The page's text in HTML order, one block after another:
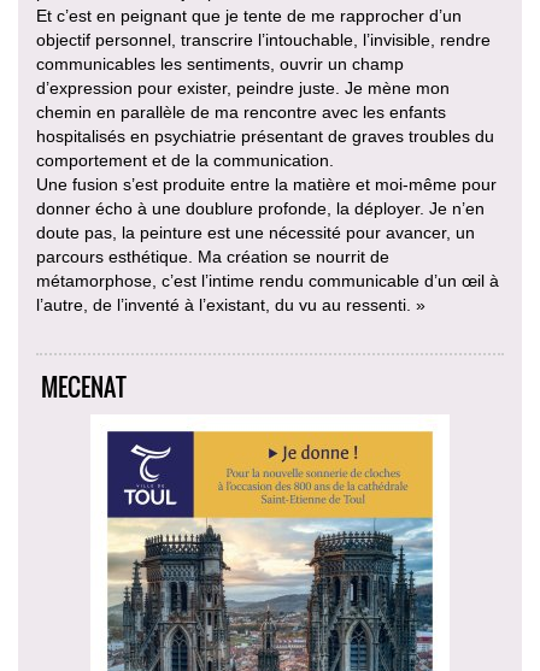
Et c’est en peignant que je tente de me rapprocher d’un
objectif personnel, transcrire l’intouchable, l’invisible, rendre
communicables les sentiments, ouvrir un champ
d’expression pour exister, peindre juste. Je mène mon
chemin en parallèle de ma rencontre avec les enfants
hospitalisés en psychiatrie présentant de graves troubles du
comportement et de la communication.
Une fusion s’est produite entre la matière et moi-même pour
donner écho à une doublure profonde, la déployer. Je n’en
doute pas, la peinture est une nécessité pour avancer, un
parcours esthétique. Ma création se nourrit de
métamorphose, c’est l’intime rendu communicable d’un œil à
l’autre, de l’inventé à l’existant, du vu au ressenti. »
MECENAT